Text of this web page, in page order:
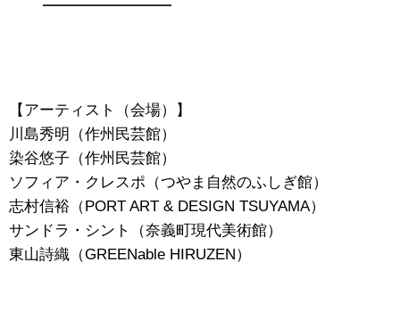
【アーティスト（会場）】
川島秀明（作州民芸館）
染谷悠子（作州民芸館）
ソフィア・クレスポ（つやま自然のふしぎ館）
志村信裕（PORT ART & DESIGN TSUYAMA）
サンドラ・シント（奈義町現代美術館）
東山詩織（GREENable HIRUZEN）